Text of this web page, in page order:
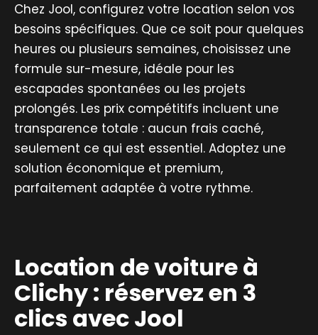
Chez Jool, configurez votre location selon vos
besoins spécifiques. Que ce soit pour quelques
heures ou plusieurs semaines, choisissez une
formule sur-mesure, idéale pour les
escapades spontanées ou les projets
prolongés. Les prix compétitifs incluent une
transparence totale : aucun frais caché,
seulement ce qui est essentiel. Adoptez une
solution économique et premium,
parfaitement adaptée à votre rythme.
Location de voiture à
Clichy : réservez en 3
clics avec Jool